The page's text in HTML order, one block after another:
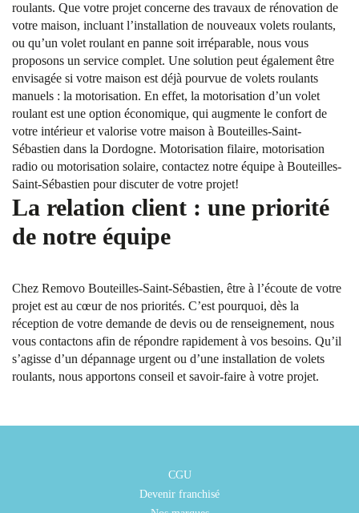
roulants. Que votre projet concerne des travaux de rénovation de
votre maison, incluant l’installation de nouveaux volets roulants,
ou qu’un volet roulant en panne soit irréparable, nous vous
proposons un service complet. Une solution peut également être
envisagée si votre maison est déjà pourvue de volets roulants
manuels : la motorisation. En effet, la motorisation d’un volet
roulant est une option économique, qui augmente le confort de
votre intérieur et valorise votre maison à Bouteilles-Saint-
Sébastien dans la Dordogne. Motorisation filaire, motorisation
radio ou motorisation solaire, contactez notre équipe à Bouteilles-
Saint-Sébastien pour discuter de votre projet!
La relation client : une priorité
de notre équipe
Chez Removo Bouteilles-Saint-Sébastien, être à l’écoute de votre
projet est au cœur de nos priorités. C’est pourquoi, dès la
réception de votre demande de devis ou de renseignement, nous
vous contactons afin de répondre rapidement à vos besoins. Qu’il
s’agisse d’un dépannage urgent ou d’une installation de volets
roulants, nous apportons conseil et savoir-faire à votre projet.
CGU
Devenir franchisé